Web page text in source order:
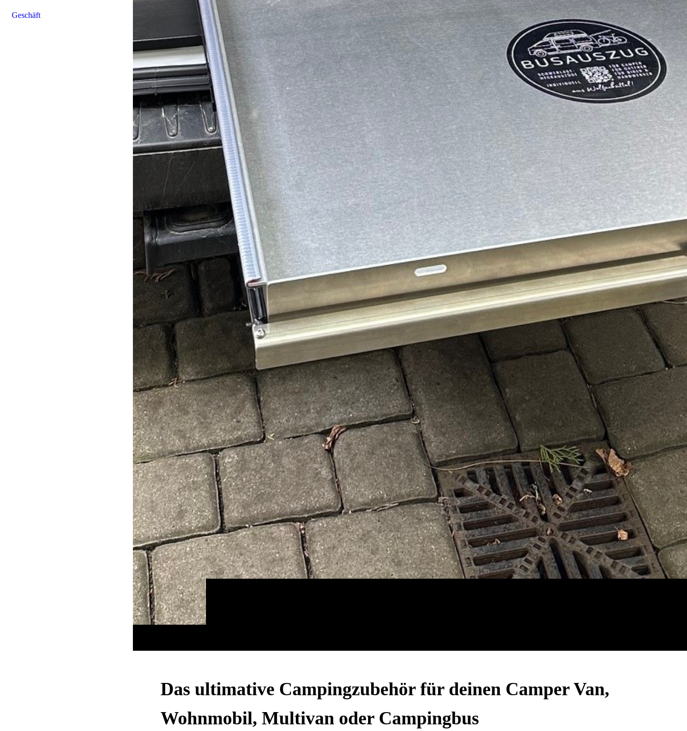
Das ultimative Campingzubehör für deinen Camper Van,
Wohnmobil, Multivan oder Campingbus
Geschäft